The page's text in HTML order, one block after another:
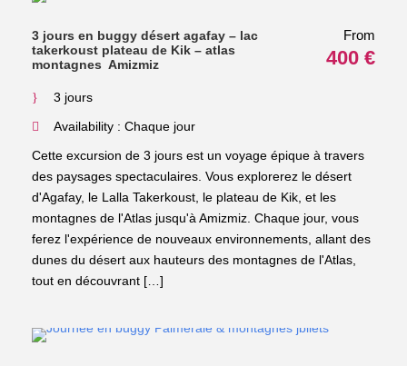
3 jours en buggy désert agafay – lac
takerkoust plateau de Kik – atlas
montagnes Amizmiz
From
400 €
3 jours
Availability : Chaque jour
Cette excursion de 3 jours est un voyage épique à travers
des paysages spectaculaires. Vous explorerez le désert
d'Agafay, le Lalla Takerkoust, le plateau de Kik, et les
montagnes de l'Atlas jusqu'à Amizmiz. Chaque jour, vous
ferez l'expérience de nouveaux environnements, allant des
dunes du désert aux hauteurs des montagnes de l'Atlas,
tout en découvrant […]